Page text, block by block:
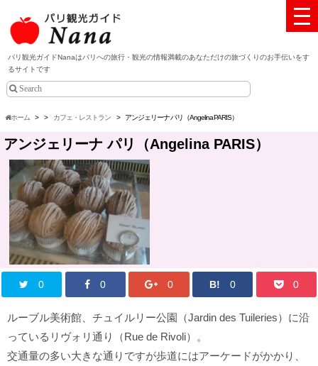
パリ観光ガイドNanaはパリへの旅行・観光の情報満載のあなただけの旅づくりのお手伝いをす
るサイトです
ホーム > > カフェ・レストラン > アンジェリーナ パリ（Angelina PARIS）
アンジェリーナ パリ（Angelina PARIS）
0 0 0 B! 0 0
ルーブル美術館、チュイルリー公園（Jardin des Tuileries）に沿
っているリヴォリ通り（Rue de Rivoli）。
交通量の多い大きな通りですが歩道にはアーケードがかかり、